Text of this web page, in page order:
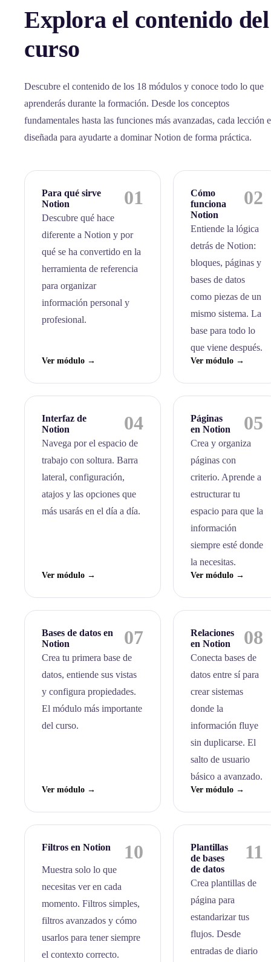
Explora el contenido del
curso
Descubre el contenido de los 18 módulos y conoce todo lo que
aprenderás durante la formación. Desde los conceptos
fundamentales hasta las funciones más avanzadas, cada lección
diseñada para ayudarte a dominar Notion de forma práctica.
Para qué sirve
Notion
01
Descubre qué hace
diferente a Notion y por
qué se ha convertido en la
herramienta de referencia
para organizar
información personal y
profesional.
Ver módulo →
Cómo
funciona
Notion
02
Entiende la lógica
detrás de Notion:
bloques, páginas y
bases de datos
como piezas de un
mismo sistema. La
base para todo lo
que viene después.
Ver módulo →
Interfaz de
Notion
04
Navega por el espacio de
trabajo con soltura. Barra
lateral, configuración,
atajos y las opciones que
más usarás en el día a día.
Ver módulo →
Páginas
en Notion
05
Crea y organiza
páginas con
criterio. Aprende a
estructurar tu
espacio para que la
información
siempre esté donde
la necesitas.
Ver módulo →
Bases de datos en
Notion
07
Crea tu primera base de
datos, entiende sus vistas
y configura propiedades.
El módulo más importante
del curso.
Ver módulo →
Relaciones
en Notion
08
Conecta bases de
datos entre sí para
crear sistemas
donde la
información fluye
sin duplicarse. El
salto de usuario
básico a avanzado.
Ver módulo →
Filtros en Notion 10
Muestra solo lo que
necesitas ver en cada
momento. Filtros simples,
filtros avanzados y cómo
usarlos para tener siempre
el contexto correcto.
Plantillas
de bases
de datos
11
Crea plantillas de
página para
estandarizar tus
flujos. Desde
entradas de diario